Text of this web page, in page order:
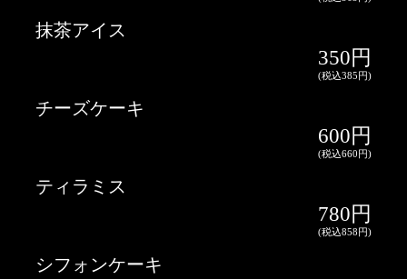
抹茶アイス
350円
チーズケーキ
600円
ティラミス
780円
シフォンケーキ